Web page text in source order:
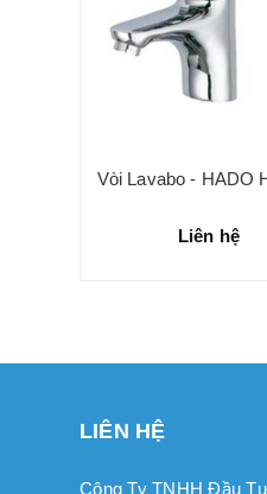
Vòi Lavabo - HADO
Liên hệ
LIÊN HỆ
Công Ty TNHH Đầu